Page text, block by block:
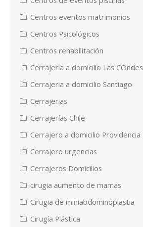
Centros eventos matrimonios
Centros Psicológicos
Centros rehabilitación
Cerrajeria a domicilio Las COndes
Cerrajeria a domicilio Santiago
Cerrajerias
Cerrajerías Chile
Cerrajero a domicilio Providencia
Cerrajero urgencias
Cerrajeros Domicilios
cirugia aumento de mamas
Cirugia de miniabdominoplastia
Cirugía Plástica